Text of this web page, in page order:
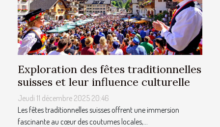
Exploration des fêtes traditionnelles
suisses et leur influence culturelle
Jeudi 11 décembre 2025 20:46
Les fêtes traditionnelles suisses offrent une immersion
fascinante au cœur des coutumes locales,...